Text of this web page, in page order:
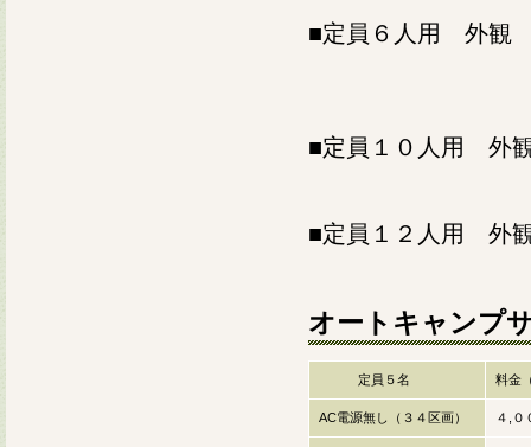
■定員６人用 外
■定員１０人用 外
■定員１２人用 外
オートキャンプ
定員５名 料金
AC電源無し（３４区画） ４,０